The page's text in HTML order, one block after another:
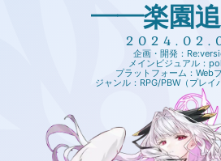
――楽園追
企画・開発：
メインビジュアル：
プラットフォーム：Web
ジャンル：RPG/PBW（プレイ